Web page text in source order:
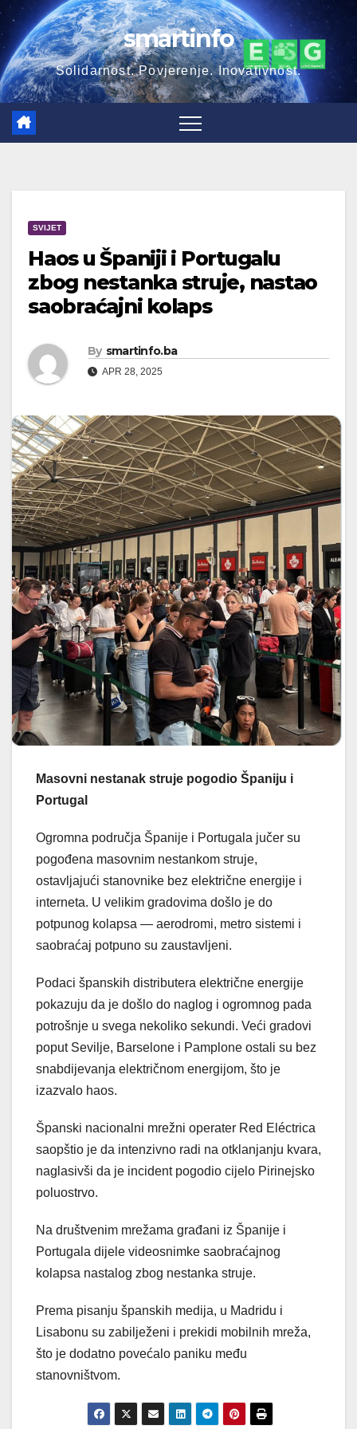
Skip
to
content
smartinfo
Solidarnost. Povjerenje. Inovativnost.
SVIJET
Haos u Španiji i Portugalu
zbog nestanka struje, nastao
saobraćajni kolaps
By smartinfo.ba
APR 28, 2025
Masovni nestanak struje pogodio Španiju i
Portugal
Ogromna područja Španije i Portugala jučer su
pogođena masovnim nestankom struje,
ostavljajući stanovnike bez električne energije i
interneta. U velikim gradovima došlo je do
potpunog kolapsa — aerodromi, metro sistemi i
saobraćaj potpuno su zaustavljeni.
Podaci španskih distributera električne energije
pokazuju da je došlo do naglog i ogromnog pada
potrošnje u svega nekoliko sekundi. Veći gradovi
poput Sevilje, Barselone i Pamplone ostali su bez
snabdijevanja električnom energijom, što je
izazvalo haos.
Španski nacionalni mrežni operater Red Eléctrica
saopštio je da intenzivno radi na otklanjanju kvara,
naglasivši da je incident pogodio cijelo Pirinejsko
poluostrvo.
Na društvenim mrežama građani iz Španije i
Portugala dijele videosnimke saobraćajnog
kolapsa nastalog zbog nestanka struje.
Prema pisanju španskih medija, u Madridu i
Lisabonu su zabilježeni i prekidi mobilnih mreža,
što je dodatno povećalo paniku među
stanovništvom.